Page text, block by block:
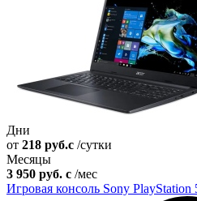
Дни
от 218 руб.c /сутки
Месяцы
3 950 руб. c /мес
Игровая консоль Sony